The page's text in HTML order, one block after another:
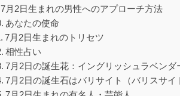
7月2日生まれの男性へのアプローチ方法
あなたの使命
7月2日生まれのトリセツ
相性占い
7月2日の誕生花：イングリッシュラベンダ
7月2日の誕生石はバリサイト（バリスサイ